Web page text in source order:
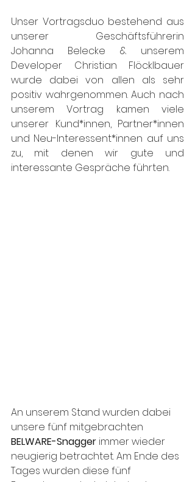
Unser Vortragsduo bestehend aus
unserer Geschäftsführerin
Johanna Belecke & unserem
Developer Christian Flöcklbauer
wurde dabei von allen als sehr
positiv wahrgenommen. Auch nach
unserem Vortrag kamen viele
unserer Kund*innen, Partner*innen
und Neu-Interessent*innen auf uns
zu, mit denen wir gute und
interessante Gespräche führten.
An unserem Stand wurden dabei
unsere fünf mitgebrachten
BELWARE-Snagger immer wieder
neugierig betrachtet. Am Ende des
Tages wurden diese fünf